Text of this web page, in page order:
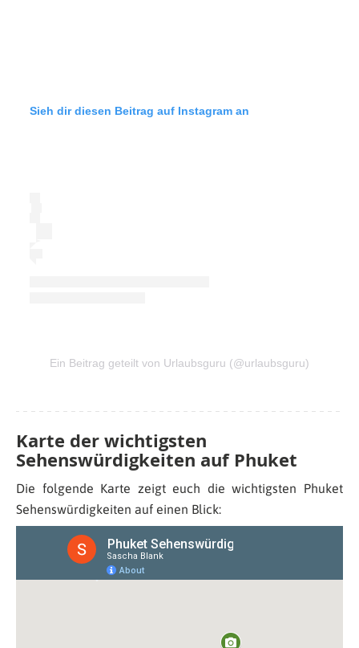
Sieh dir diesen Beitrag auf Instagram an
Ein Beitrag geteilt von Urlaubsguru (@urlaubsguru)
Karte der wichtigsten
Sehenswürdigkeiten auf Phuket
Die folgende Karte zeigt euch die wichtigsten Phuket
Sehenswürdigkeiten auf einen Blick: